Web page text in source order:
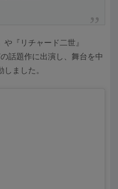
『リチャード二世』
話題作に出演し、舞台を中
ました。